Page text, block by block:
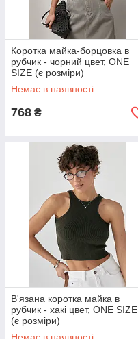
Коротка майка-борцовка в
рубчик - чорний цвет, ONE
SIZE (є розміри)
Немає в наявності
768 ₴
В'язана коротка майка в
рубчик - хакі цвет, ONE SIZE
(є розміри)